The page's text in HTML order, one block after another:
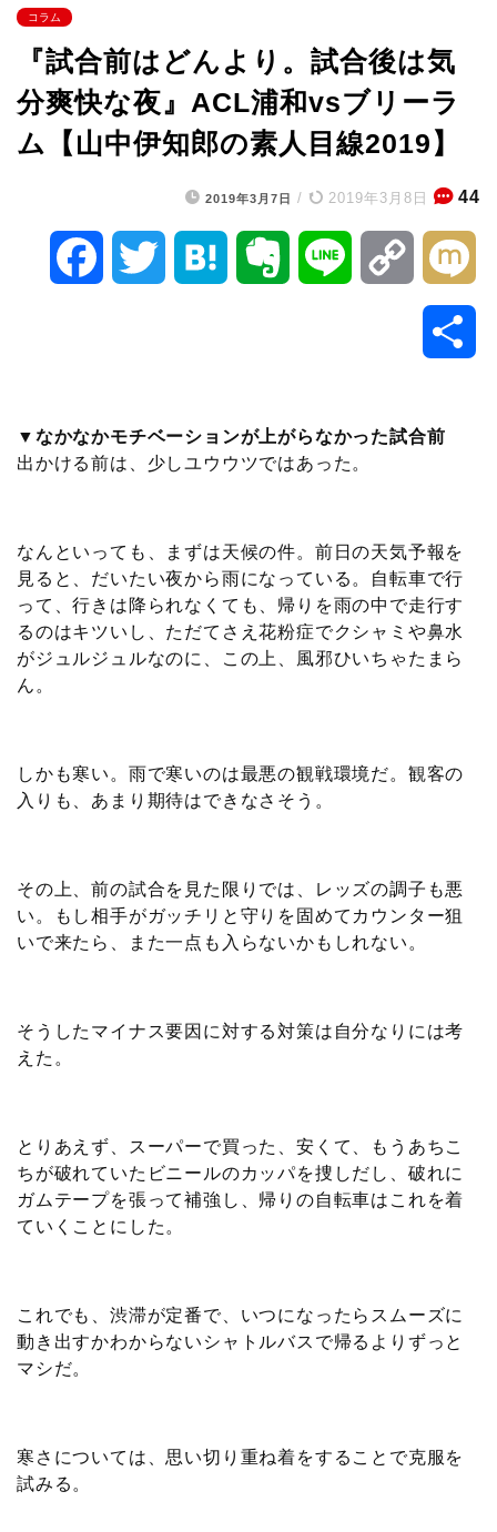
コラム
『試合前はどんより。試合後は気
分爽快な夜』ACL浦和vsブリーラ
ム【山中伊知郎の素人目線2019】
2019年3月7日 / 2019年3月8日 44
b
o
k
t
r
n n
t
e
o
n
k
▼なかなかモチベーションが上がらなかった試合前
出かける前は、少しユウウツではあった。
なんといっても、まずは天候の件。前日の天気予報を
見ると、だいたい夜から雨になっている。自転車で行
って、行きは降られなくても、帰りを雨の中で走行す
るのはキツいし、ただてさえ花粉症でクシャミや鼻水
がジュルジュルなのに、この上、風邪ひいちゃたまら
ん。
しかも寒い。雨で寒いのは最悪の観戦環境だ。観客の
入りも、あまり期待はできなさそう。
その上、前の試合を見た限りでは、レッズの調子も悪
い。もし相手がガッチリと守りを固めてカウンター狙
いで来たら、また一点も入らないかもしれない。
そうしたマイナス要因に対する対策は自分なりには考
えた。
とりあえず、スーパーで買った、安くて、もうあちこ
ちが破れていたビニールのカッパを捜しだし、破れに
ガムテープを張って補強し、帰りの自転車はこれを着
ていくことにした。
これでも、渋滞が定番で、いつになったらスムーズに
動き出すかわからないシャトルバスで帰るよりずっと
マシだ。
寒さについては、思い切り重ね着をすることで克服を
試みる。